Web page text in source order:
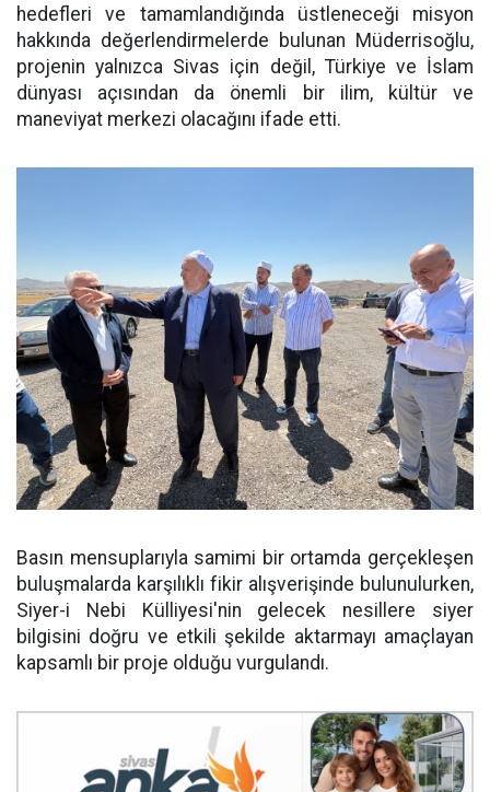
hedefleri ve tamamlandığında üstleneceği misyon
hakkında değerlendirmelerde bulunan Müderrisoğlu,
projenin yalnızca Sivas için değil, Türkiye ve İslam
dünyası açısından da önemli bir ilim, kültür ve
maneviyat merkezi olacağını ifade etti.
Basın mensuplarıyla samimi bir ortamda gerçekleşen
buluşmalarda karşılıklı fikir alışverişinde bulunulurken,
Siyer-i Nebi Külliyesi'nin gelecek nesillere siyer
bilgisini doğru ve etkili şekilde aktarmayı amaçlayan
kapsamlı bir proje olduğu vurgulandı.